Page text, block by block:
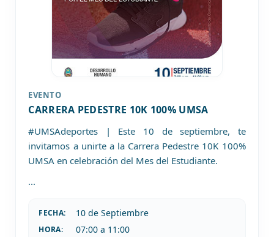
EVENTO
CARRERA PEDESTRE 10K 100% UMSA
#UMSAdeportes | Este 10 de septiembre, te
invitamos a unirte a la Carrera Pedestre 10K 100%
UMSA en celebración del Mes del Estudiante.
...
FECHA: 10 deSeptiembre
HORA: 07:00 a 11:00